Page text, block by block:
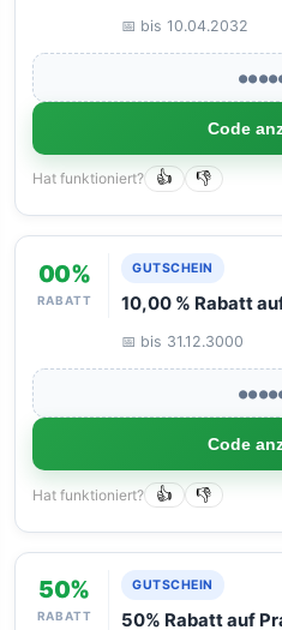
📅 bis 10.04.2032
Code
Hat funktioniert? 👍 👎
00%
RABATT
GUTSCHEIN
10,00 % Rabatt
📅 bis 31.12.3000
Code
Hat funktioniert? 👍 👎
50%
RABATT
GUTSCHEIN
50% Rabatt auf